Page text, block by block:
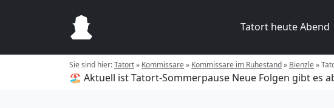
Tatort heute Abend
Sie sind hier:Tatort» Kommissare» Kommissare im Ruhestand» Bienzle»
🏖️ Aktuell ist Tatort-Sommerpause Neue Folgen gibt es